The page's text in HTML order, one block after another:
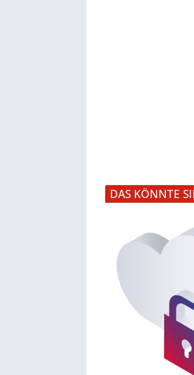
DAS KÖNNTE